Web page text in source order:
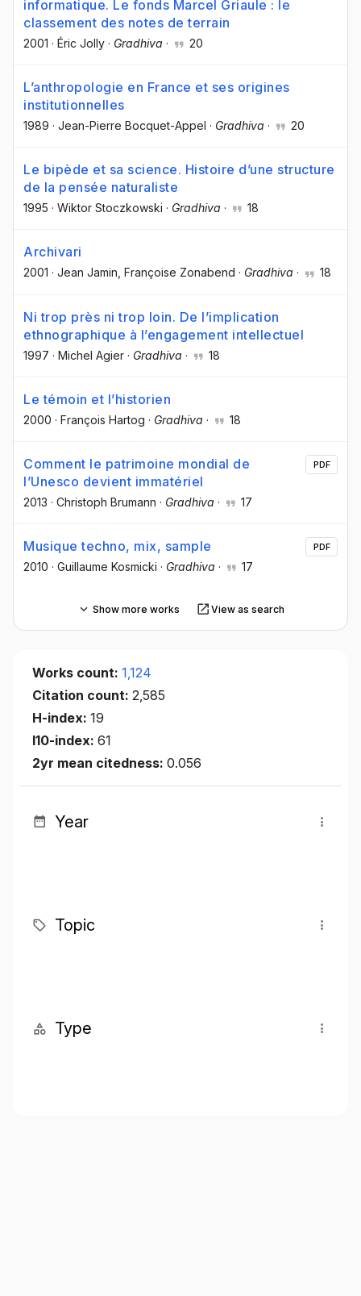
informatique. Le fonds Marcel Griaule : le
classement des notes de terrain
2001 · Éric Jolly · Gradhiva · 20
L’anthropologie en France et ses origines
institutionnelles
1989 · Jean-Pierre Bocquet-Appel · Gradhiva · 20
Le bipède et sa science. Histoire d’une structure
de la pensée naturaliste
1995 · Wiktor Stoczkowski · Gradhiva · 18
Archivari
2001 · Jean Jamin, Françoise Zonabend · Gradhiva · 18
Ni trop près ni trop loin. De l’implication
ethnographique à l’engagement intellectuel
1997 · Michel Agier · Gradhiva · 18
Le témoin et l’historien
2000 · François Hartog · Gradhiva · 18
Comment le patrimoine mondial de
l’Unesco devient immatériel
2013 · Christoph Brumann · Gradhiva · 17
PDF
Musique techno, mix, sample
2010 · Guillaume Kosmicki · Gradhiva · 17
PDF
Show more works View as search
Works count: 1,124
Citation count: 2,585
H-index: 19
I10-index: 61
2yr mean citedness: 0.056
Year
Topic
Type